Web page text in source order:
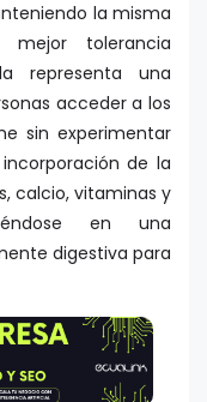
la misma
mejor tolerancia
representa una
acceder a los
sin experimentar
de la
calcio, vitaminas y
en una
digestiva para